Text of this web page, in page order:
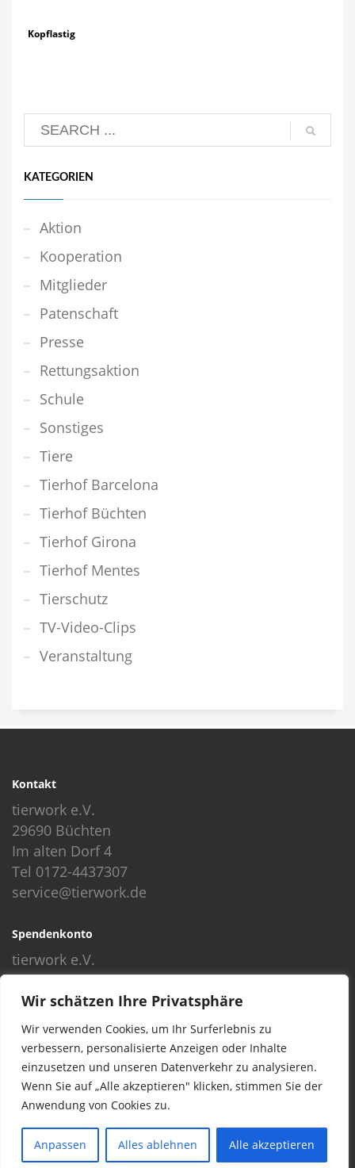
Wir schätzen Ihre Privatsphäre
Wir verwenden Cookies, um Ihr Surferlebnis zu
verbessern, personalisierte Anzeigen oder Inhalte
einzusetzen und unseren Datenverkehr zu analysieren.
Wenn Sie auf „Alle akzeptieren" klicken, stimmen Sie der
Anwendung von Cookies zu.
Anpassen Alles ablehnen Alle akzeptieren
Kopflastig
KATEGORIEN
Aktion
Kooperation
Mitglieder
Patenschaft
Presse
Rettungsaktion
Schule
Sonstiges
Tiere
Tierhof Barcelona
Tierhof Büchten
Tierhof Girona
Tierhof Mentes
Tierschutz
TV-Video-Clips
Veranstaltung
Kontakt
tierwork e.V.
29690 Büchten
Im alten Dorf 4
Tel 0172-4437307
service@tierwork.de
Spendenkonto
tierwork e.V.
Volksbank
BLZ: 24060300
Konto: 4902218000
IBAN: DE68240603004902218000
BIC: GENODEF1NBU
© 2016 Copyright by tierwork. All rights reserved.